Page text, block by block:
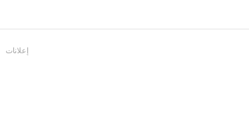
إعلانات